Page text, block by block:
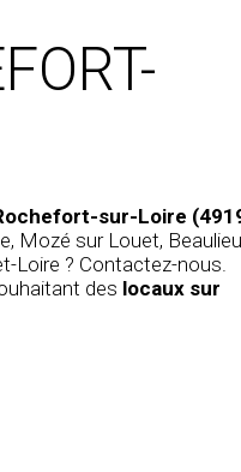
sur-Loire
Mozé sur Louet,
Loire ? Contactez-nous.
des locaux sur